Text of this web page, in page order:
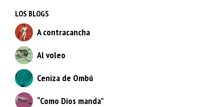
LOS BLOGS
A contracancha
Al voleo
Ceniza de Ombú
“Como Dios manda”